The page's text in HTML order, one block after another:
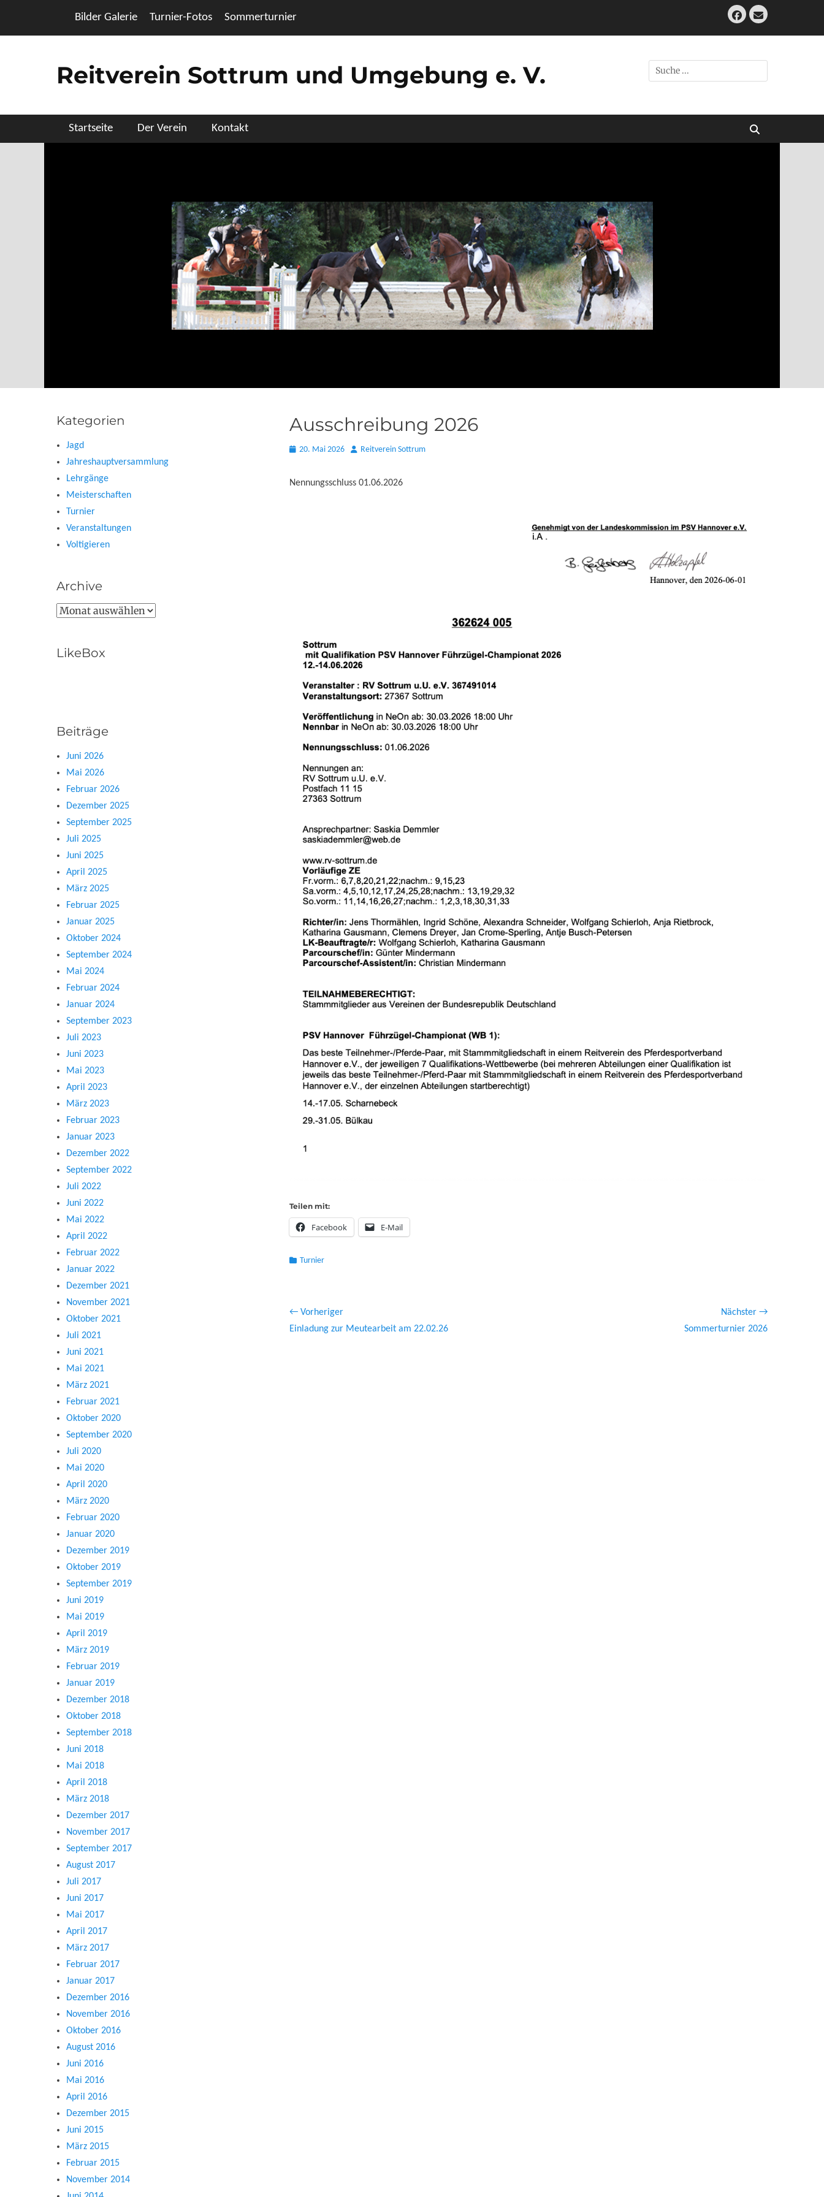
Header Top Menu
Bilder Galerie Turnier-Fotos Sommerturnier Facebook
E-
Mail
Reitverein Sottrum und Umgebung e. V.
Suche
nach:
Primäres Menü
Startseite Der Verein Kontakt
Ausschreibung 2026
Posted20. Mai 2026 AutorReitverein Sottrum
Nennungsschluss 01.06.2026
Teilen mit:
Facebook E-Mail
Kategorien
Turnier
Beitragsnavigation
← Vorheriger
Vorheriger
Einladung zur Meutearbeit am 22.02.26
Nächster →
Sommerturnier 2026
Kategorien
Jagd
Jahreshauptversammlung
Lehrgänge
Meisterschaften
Turnier
Veranstaltungen
Voltigieren
Archive
Archive
LikeBox
Beiträge
Juni 2026
Mai 2026
Februar 2026
Dezember 2025
September 2025
Juli 2025
Juni 2025
April 2025
März 2025
Februar 2025
Januar 2025
Oktober 2024
September 2024
Mai 2024
Februar 2024
Januar 2024
September 2023
Juli 2023
Juni 2023
Mai 2023
April 2023
März 2023
Februar 2023
Januar 2023
Dezember 2022
September 2022
Juli 2022
Juni 2022
Mai 2022
April 2022
Februar 2022
Januar 2022
Dezember 2021
November 2021
Oktober 2021
Juli 2021
Juni 2021
Mai 2021
März 2021
Februar 2021
Oktober 2020
September 2020
Juli 2020
Mai 2020
April 2020
März 2020
Februar 2020
Januar 2020
Dezember 2019
Oktober 2019
September 2019
Juni 2019
Mai 2019
April 2019
März 2019
Februar 2019
Januar 2019
Dezember 2018
Oktober 2018
September 2018
Juni 2018
Mai 2018
April 2018
März 2018
Dezember 2017
November 2017
September 2017
August 2017
Juli 2017
Juni 2017
Mai 2017
April 2017
März 2017
Februar 2017
Januar 2017
Dezember 2016
November 2016
Oktober 2016
August 2016
Juni 2016
Mai 2016
April 2016
Dezember 2015
Juni 2015
März 2015
Februar 2015
November 2014